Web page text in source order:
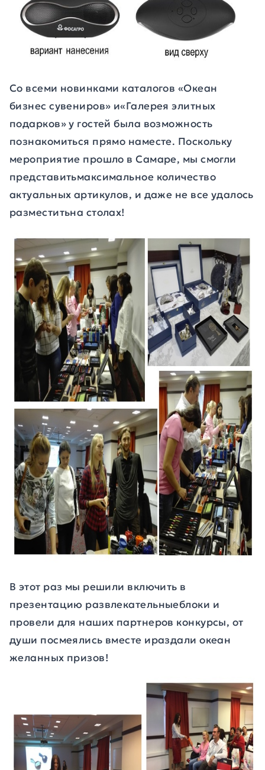
Со всеми новинками каталогов «Океан
бизнес сувениров» и«Галерея элитных
подарков» у гостей была возможность
познакомиться прямо наместе. Поскольку
мероприятие прошло в Самаре, мы смогли
представитьмаксимальное количество
актуальных артикулов, и даже не все удалось
разместитьна столах!
В этот раз мы решили включить в
презентацию развлекательныеблоки и
провели для наших партнеров конкурсы, от
души посмеялись вместе ираздали океан
желанных призов!